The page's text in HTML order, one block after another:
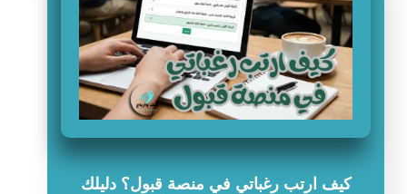
كيف ارتب رغباتي في منصة قبول؟ دليلك